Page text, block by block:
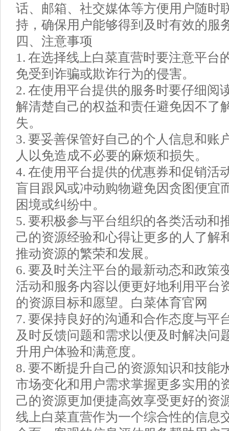
话、邮箱、社交媒体等方便用户随时
持，确保用户能够得到及时有效的服
四、注意事项
1. 在选择线上白菜直营时要注意平台
免受到诈骗或欺诈行为的侵害。
2. 在使用平台提供的服务时要仔细阅
解清楚自己的权益和责任避免因不了
失。
3. 要妥善保管好自己的个人信息和账
人以免造成不必要的麻烦和损失。
4. 在使用平台提供的优惠券和促销活
盲目跟风或冲动购物避免因贪图便宜
困境或纠纷中。
5. 要积极参与平台组织的各类活动和
己的资源经验和心得让更多的人了解
推动资源的繁荣和发展。
6. 要及时关注平台的最新动态和政策
活动和服务内容以便更好地利用平台
的资源目标和愿望。白菜体育官网
7. 要保持良好的沟通和合作态度与平
及时反馈问题和需求以便及时解决问
升用户体验和满意度。
8. 要不断提升自己的资源知识和技能
市场变化和用户需求掌握更多实用的
己的资源更加便捷高效享受更好的资
线上白菜直营作为一个综合性的信息